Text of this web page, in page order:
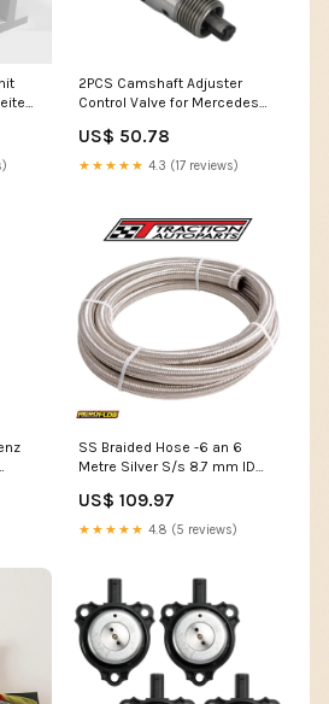
2PCS Camshaft Adjuster
Control Valve for Mercedes
2710500578 Jaguar Car Fuel
Pumps
US$ 50.78
★★★★★ 4.3 (17 reviews)
SS Braided Hose -6 an 6
Metre Silver S/s 8.7 mm ID
components
US$ 109.97
★★★★★ 4.8 (5 reviews)